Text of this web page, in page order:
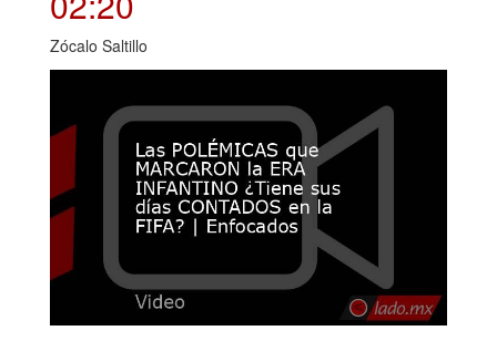
Zócalo Saltillo